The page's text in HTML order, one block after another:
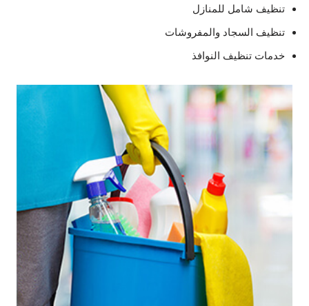
تنظيف شامل للمنازل
تنظيف السجاد والمفروشات
خدمات تنظيف النوافذ